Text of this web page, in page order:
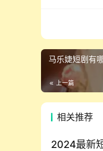
马乐婕短剧有
上一篇
相关推荐
2024最新